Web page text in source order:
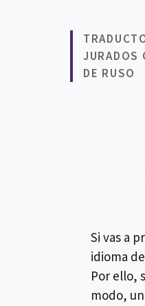
JURADOS
DE RUSO
Si vas a
idioma
Por ello,
modo,